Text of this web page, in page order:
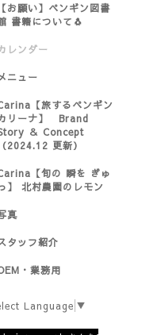
【お願い】ペンギン図書
書籍について🐧
レンダー
ニュー
【旅するペンギン
リーナ】 Brand
＆ Concept
（2024.12 更新）
【旬の 瞬を ぎゅ
】 北村農園のレモン
真
タッフ紹介
・業務用
Language ▼